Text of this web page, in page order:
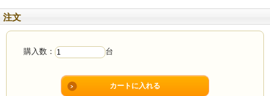
1cm単位でサイズオーダー可能
こんなお悩みありませんか？
注文
購入数： 台